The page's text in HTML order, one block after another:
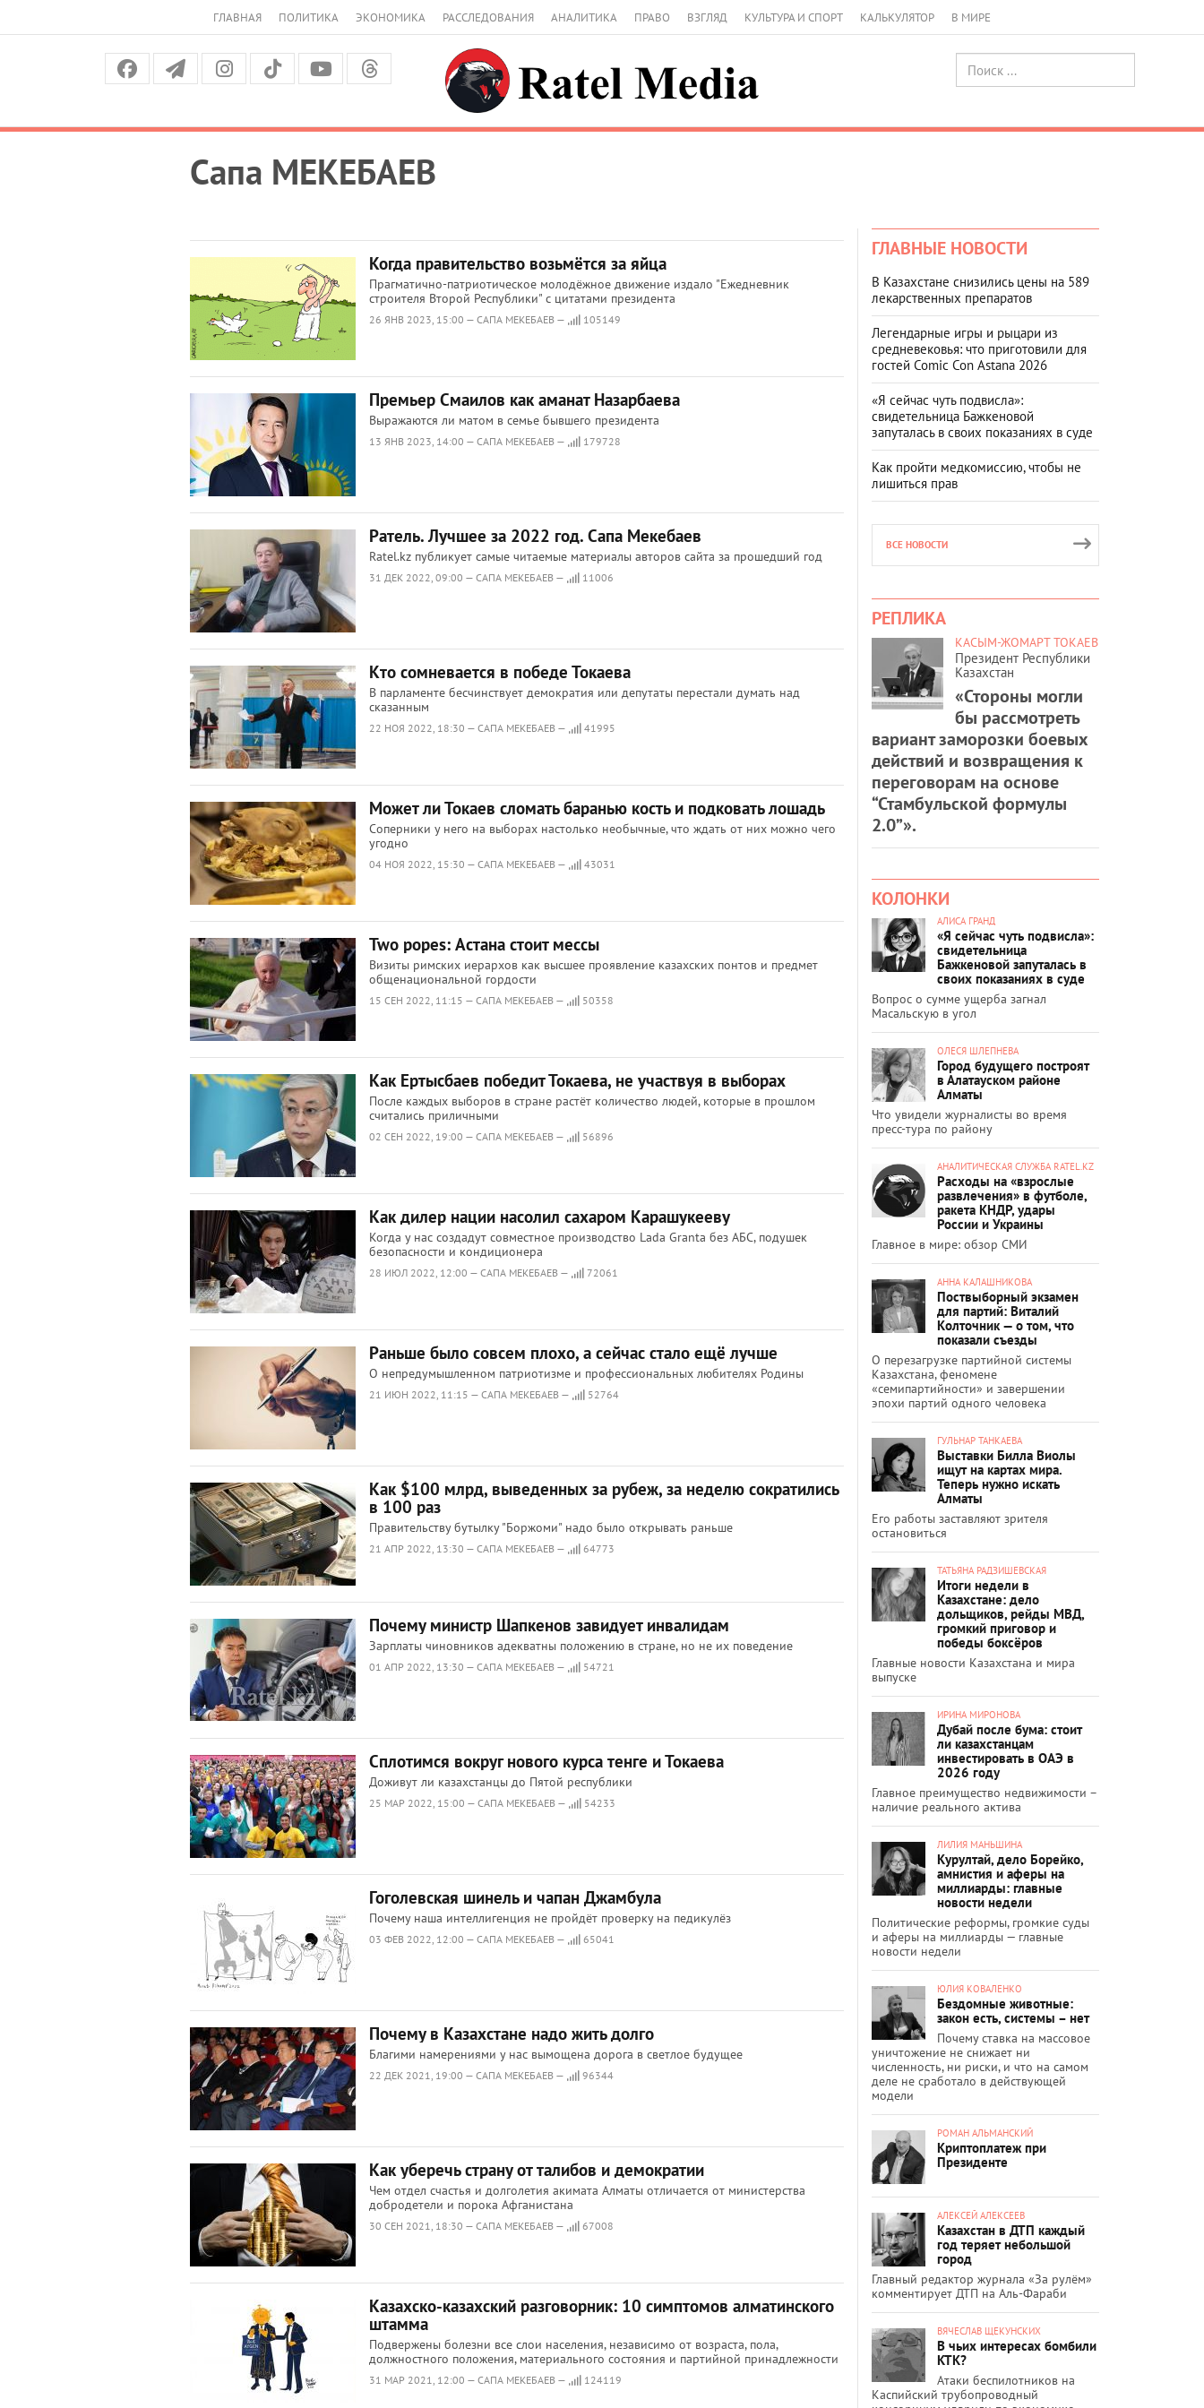
ГЛАВНАЯ ПОЛИТИКА ЭКОНОМИКА РАССЛЕДОВАНИЯ АНАЛИТИКА ПРАВО ВЗГЛЯД КУЛЬТУРА И СПОРТ КАЛЬКУЛЯТОР В МИРЕ
Сапа МЕКЕБАЕВ
Когда правительство возьмётся за яйца
Прагматично-патриотическое молодёжное движение издало "Ежедневник
строителя Второй Республики" с цитатами президента
26 ЯНВ 2023, 15:00 — САПА МЕКЕБАЕВ — 105149
Премьер Смаилов как аманат Назарбаева
Выражаются ли матом в семье бывшего президента
13 ЯНВ 2023, 14:00 — САПА МЕКЕБАЕВ — 179728
Ратель. Лучшее за 2022 год. Сапа Мекебаев
Ratel.kz публикует самые читаемые материалы авторов сайта за прошедший год
31 ДЕК 2022, 09:00 — САПА МЕКЕБАЕВ — 11006
Кто сомневается в победе Токаева
В парламенте бесчинствует демократия или депутаты перестали думать над
сказанным
22 НОЯ 2022, 18:30 — САПА МЕКЕБАЕВ — 41995
Может ли Токаев сломать баранью кость и подковать лошадь
Соперники у него на выборах настолько необычные, что ждать от них можно чего
угодно
04 НОЯ 2022, 15:30 — САПА МЕКЕБАЕВ — 43031
Two popes: Астана стоит мессы
Визиты римских иерархов как высшее проявление казахских понтов и предмет
общенациональной гордости
15 СЕН 2022, 11:15 — САПА МЕКЕБАЕВ — 50358
Как Ертысбаев победит Токаева, не участвуя в выборах
После каждых выборов в стране растёт количество людей, которые в прошлом
считались приличными
02 СЕН 2022, 19:00 — САПА МЕКЕБАЕВ — 56896
Как дилер нации насолил сахаром Карашукееву
Когда у нас создадут совместное производство Lada Granta без АБС, подушек
безопасности и кондиционера
28 ИЮЛ 2022, 12:00 — САПА МЕКЕБАЕВ — 72061
Раньше было совсем плохо, а сейчас стало ещё лучше
О непредумышленном патриотизме и профессиональных любителях Родины
21 ИЮН 2022, 11:15 — САПА МЕКЕБАЕВ — 52764
Как $100 млрд, выведенных за рубеж, за неделю сократились
в 100 раз
Правительству бутылку "Боржоми" надо было открывать раньше
21 АПР 2022, 13:30 — САПА МЕКЕБАЕВ — 64773
Почему министр Шапкенов завидует инвалидам
Зарплаты чиновников адекватны положению в стране, но не их поведение
01 АПР 2022, 13:30 — САПА МЕКЕБАЕВ — 54721
Сплотимся вокруг нового курса тенге и Токаева
Доживут ли казахстанцы до Пятой республики
25 МАР 2022, 15:00 — САПА МЕКЕБАЕВ — 54233
Гоголевская шинель и чапан Джамбула
Почему наша интеллигенция не пройдёт проверку на педикулёз
03 ФЕВ 2022, 12:00 — САПА МЕКЕБАЕВ — 65041
Почему в Казахстане надо жить долго
Благими намерениями у нас вымощена дорога в светлое будущее
22 ДЕК 2021, 19:00 — САПА МЕКЕБАЕВ — 96344
Как уберечь страну от талибов и демократии
Чем отдел счастья и долголетия акимата Алматы отличается от министерства
добродетели и порока Афганистана
30 СЕН 2021, 18:30 — САПА МЕКЕБАЕВ — 67008
Казахско-казахский разговорник: 10 симптомов алматинского
штамма
Подвержены болезни все слои населения, независимо от возраста, пола,
должностного положения, материального состояния и партийной принадлежности
31 МАР 2021, 12:00 — САПА МЕКЕБАЕВ — 124119
ГЛАВНЫЕ НОВОСТИ
В Казахстане снизились цены на 589
лекарственных препаратов
Легендарные игры и рыцари из
средневековья: что приготовили для
гостей Comic Con Astana 2026
«Я сейчас чуть подвисла»:
свидетельница Бажкеновой
запуталась в своих показаниях в суде
Как пройти медкомиссию, чтобы не
лишиться прав
ВСЕ НОВОСТИ
РЕПЛИКА
КАСЫМ-ЖОМАРТ ТОКАЕВ
Президент Республики
Казахстан
«Стороны могли
бы рассмотреть
вариант заморозки боевых
действий и возвращения к
переговорам на основе
“Стамбульской формулы
2.0”».
КОЛОНКИ
АЛИСА ГРАНД
«Я сейчас чуть подвисла»:
свидетельница
Бажкеновой запуталась в
своих показаниях в суде
Вопрос о сумме ущерба загнал
Масальскую в угол
ОЛЕСЯ ШЛЕПНЕВА
Город будущего построят
в Алатауском районе
Алматы
Что увидели журналисты во время
пресс-тура по району
АНАЛИТИЧЕСКАЯ СЛУЖБА RATEL.KZ
Расходы на «взрослые
развлечения» в футболе,
ракета КНДР, удары
России и Украины
Главное в мире: обзор СМИ
АННА КАЛАШНИКОВА
Поствыборный экзамен
для партий: Виталий
Колточник — о том, что
показали съезды
О перезагрузке партийной системы
Казахстана, феномене
«семипартийности» и завершении
эпохи партий одного человека
ГУЛЬНАР ТАНКАЕВА
Выставки Билла Виолы
ищут на картах мира.
Теперь нужно искать
Алматы
Его работы заставляют зрителя
остановиться
ТАТЬЯНА РАДЗИШЕВСКАЯ
Итоги недели в
Казахстане: дело
дольщиков, рейды МВД,
громкий приговор и
победы боксёров
Главные новости Казахстана и мира
выпуске
ИРИНА МИРОНОВА
Дубай после бума: стоит
ли казахстанцам
инвестировать в ОАЭ в
2026 году
Главное преимущество недвижимости –
наличие реального актива
ЛИЛИЯ МАНЬШИНА
Курултай, дело Борейко,
амнистия и аферы на
миллиарды: главные
новости недели
Политические реформы, громкие суды
и аферы на миллиарды — главные
новости недели
ЮЛИЯ КОВАЛЕНКО
Бездомные животные:
закон есть, системы – нет
Почему ставка на массовое
уничтожение не снижает ни
численность, ни риски, и что на самом
деле не сработало в действующей
модели
РОМАН АЛЬМАНСКИЙ
Криптоплатеж при
Президенте
АЛЕКСЕЙ АЛЕКСЕЕВ
Казахстан в ДТП каждый
год теряет небольшой
город
Главный редактор журнала «За рулём»
комментирует ДТП на Аль-Фараби
ВЯЧЕСЛАВ ЩЕКУНСКИХ
В чьих интересах бомбили
КТК?
Атаки беспилотников на
Каспийский трубопроводный